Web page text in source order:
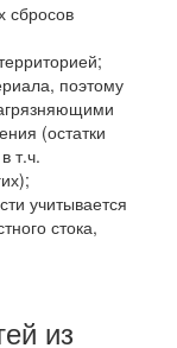
сбросов
поэтому
(остатки
т.ч.
учитывается
стока,
из